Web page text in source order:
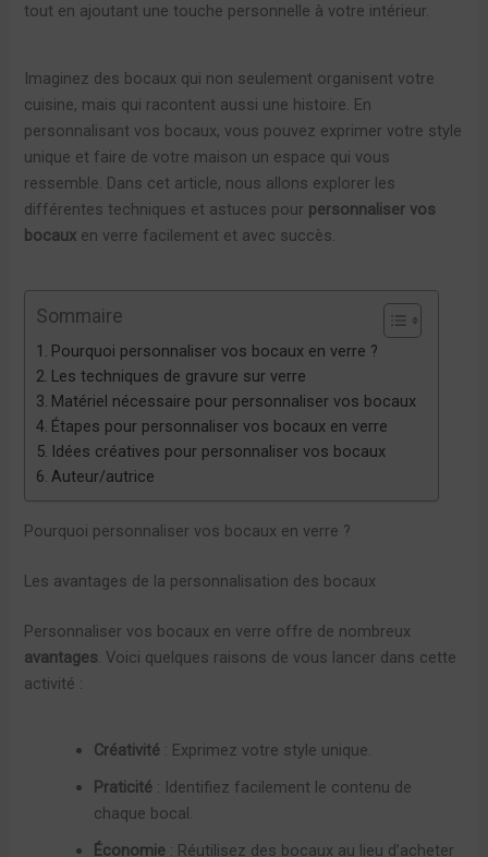
tout en ajoutant une touche personnelle à votre intérieur.
Imaginez des bocaux qui non seulement organisent votre
cuisine, mais qui racontent aussi une histoire. En
personnalisant vos bocaux, vous pouvez exprimer votre style
unique et faire de votre maison un espace qui vous
ressemble. Dans cet article, nous allons explorer les
différentes techniques et astuces pour personnaliser vos
bocaux en verre facilement et avec succès.
Sommaire
Pourquoi personnaliser vos bocaux en verre ?
Les techniques de gravure sur verre
Matériel nécessaire pour personnaliser vos bocaux
Étapes pour personnaliser vos bocaux en verre
Idées créatives pour personnaliser vos bocaux
Auteur/autrice
Pourquoi personnaliser vos bocaux en verre ?
Les avantages de la personnalisation des bocaux
Personnaliser vos bocaux en verre offre de nombreux
avantages . Voici quelques raisons de vous lancer dans cette
activité :
Créativité : Exprimez votre style unique.
Praticité : Identifiez facilement le contenu de
chaque bocal.
Économie : Réutilisez des bocaux au lieu d’acheter